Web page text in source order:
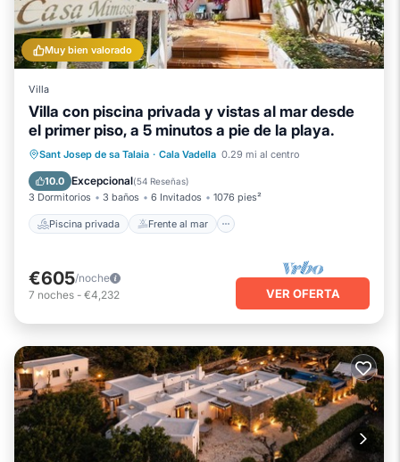
Muy bien valorado
Villa
Villa con piscina privada y vistas al mar desde
el primer piso, a 5 minutos a pie de la playa.
Sant Josep de sa Talaia · Cala Vadella 0.29 mi al centro
10.0 Excepcional(54 Reseñas)
3 Dormitorios 3 baños 6 Invitados 1076 pies²
Piscina privada Frente al mar
Piscina privada
Frente al mar
Chimenea/Calefacción
€605/noche
7 noches - €4,232 VER OFERTA